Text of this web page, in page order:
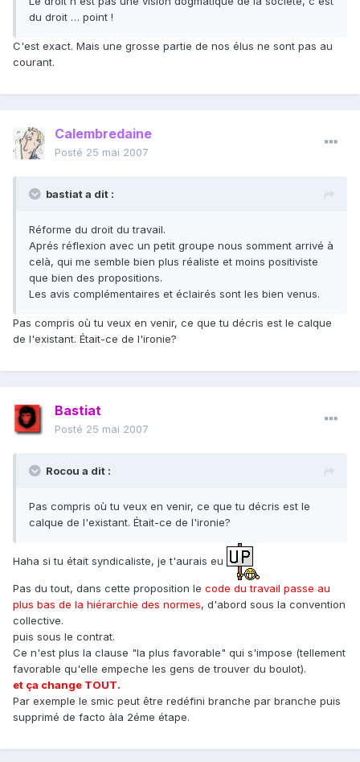
du droit … point !
C'est exact. Mais une grosse partie de nos élus ne sont pas au
courant.
Calembredaine
Posté 25 mai 2007
bastiat a dit :
Réforme du droit du travail.
Aprés réflexion avec un petit groupe nous somment arrivé à
celà, qui me semble bien plus réaliste et moins positiviste
que bien des propositions.
Les avis complémentaires et éclairés sont les bien venus.
Pas compris où tu veux en venir, ce que tu décris est le calque
de l'existant. Était-ce de l'ironie?
Bastiat
Posté 25 mai 2007
Rocou a dit :
Pas compris où tu veux en venir, ce que tu décris est le
calque de l'existant. Était-ce de l'ironie?
Haha si tu était syndicaliste, je t'aurais eu
Pas du tout, dans cette proposition le code du travail passe au
plus bas de la hiérarchie des normes, d'abord sous la convention
collective.
puis sous le contrat.
Ce n'est plus la clause "la plus favorable" qui s'impose (tellement
favorable qu'elle empeche les gens de trouver du boulot).
et ça change TOUT.
Par exemple le smic peut être redéfini branche par branche puis
supprimé de facto àla 2éme étape.